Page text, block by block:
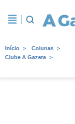
Início
Colunas
Clube A Gazeta